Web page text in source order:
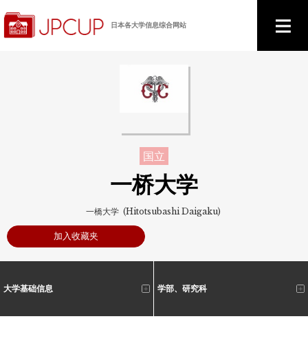
日本各大学信息综合网站
国立
一桥大学
一橋大学 (Hitotsubashi Daigaku)
加入收藏夹
大学基础信息 学部、研究科